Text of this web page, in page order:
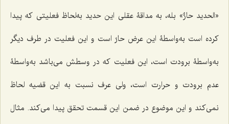
«الحدید حارٌّ» بله، به مداقۀ عقلى این حدید به‌لحاظ فعلیتى‌ كه پیدا
كرده است به‌واسطۀ این عرض حارّ است و این فعلیت در طرف دیگر
به‌واسطۀ برودت است، این فعلیت که در وسطش مى‌باشد به‌واسطۀ
عدم برودت و حرارت است، ولى عرف نسبت به این قضیه لحاظ
نمى‌كند و این موضوع در ضمن این قسمت تحقق پیدا مى‌كند. مثال